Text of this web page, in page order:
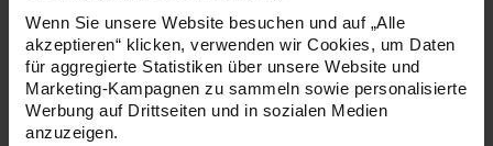
Wenn Sie unsere Website besuchen und auf „Alle
akzeptieren“ klicken, verwenden wir Cookies, um Daten
für aggregierte Statistiken über unsere Website und
Marketing-Kampagnen zu sammeln sowie personalisierte
Werbung auf Drittseiten und in sozialen Medien
anzuzeigen.
Geschenken, Karten oder der Tischdekoration das gewisse
Etwas verleihen, gelingt mit den Röschen auf Klammer super
einfach. Die Röschen setzen bezaubernde Akzente und
sorgen für eine edle Note. Durch die Klammer kann man sie